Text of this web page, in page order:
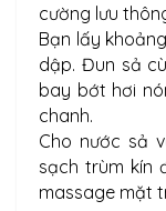
cường lưu
Bạn lấy
dập. Đun sả
bay bớt hơi
chanh.
Cho nước sả
sạch trùm kín
massage mặt